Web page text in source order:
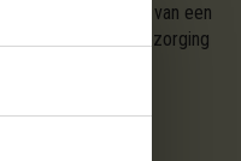
een pallet, omdat van een
houtsoort en de bezorging